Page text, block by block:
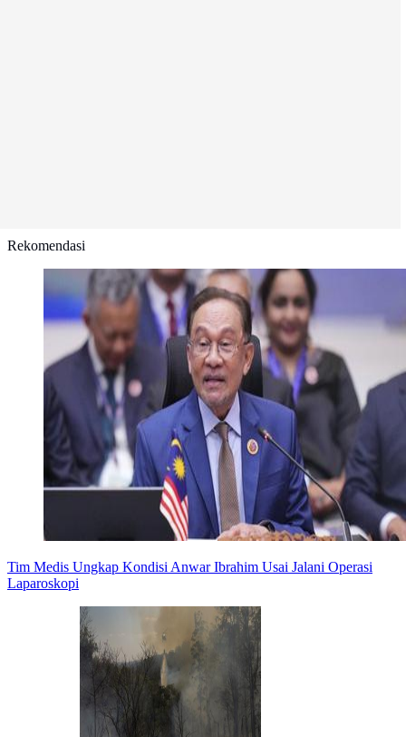
Rekomendasi
Tim Medis Ungkap Kondisi Anwar Ibrahim Usai Jalani Operasi
Laparoskopi